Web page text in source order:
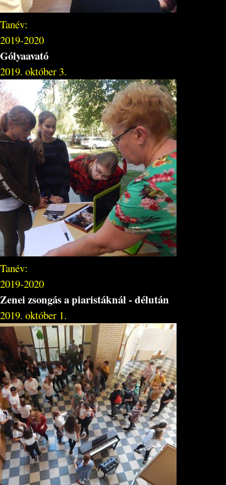
Tanév:
2019-2020
Gólyaavató
2019. október 3.
Tanév:
2019-2020
Zenei zsongás a piaristáknál - délután
2019. október 1.